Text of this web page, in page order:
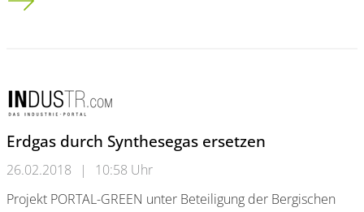
Erdgas durch Synthesegas ersetzen
26.02.2018 |
10:58 Uhr
Projekt PORTAL-GREEN unter Beteiligung der Bergischen